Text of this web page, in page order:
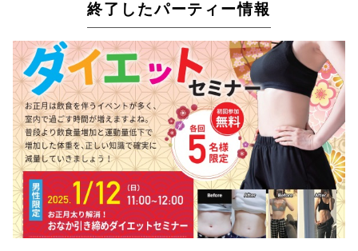
終了したパーティー情報